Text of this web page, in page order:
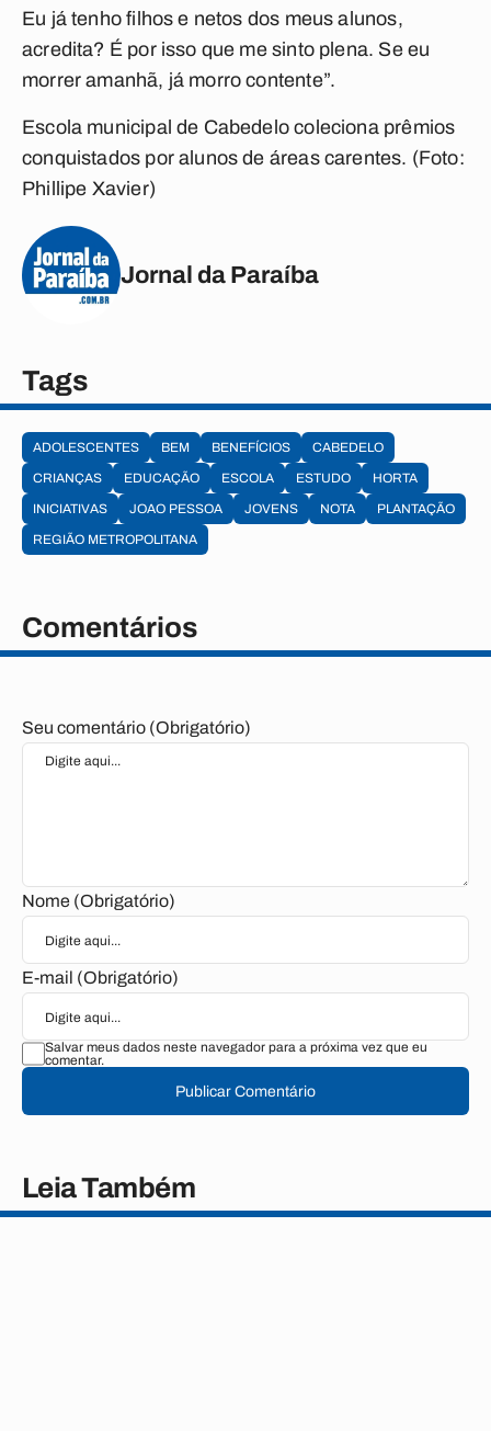
Eu já tenho filhos e netos dos meus alunos,
acredita? É por isso que me sinto plena. Se eu
morrer amanhã, já morro contente”.
Escola municipal de Cabedelo coleciona prêmios
conquistados por alunos de áreas carentes. (Foto:
Phillipe Xavier)
Jornal da Paraíba
Tags
ADOLESCENTES BEM BENEFÍCIOS
CABEDELO
CRIANÇAS
EDUCAÇÃO ESCOLA ESTUDO
HORTA
INICIATIVAS
JOAO PESSOA JOVENS NOTA
PLANTAÇÃO
REGIÃO METROPOLITANA
Comentários
Seu comentário (Obrigatório)
Nome (Obrigatório)
E-mail (Obrigatório)
Salvar meus dados neste navegador para a próxima vez que eu
comentar.
Publicar Comentário
Leia Também